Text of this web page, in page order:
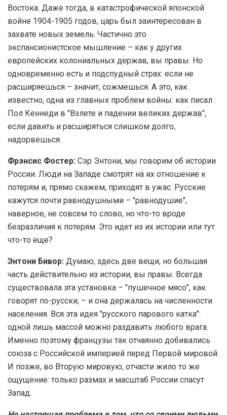
Востока. Даже тогда, в катастрофической японской
войне 1904-1905 годов, царь был заинтересован в
захвате новых земель. Частично это
экспансионистское мышление – как у других
европейских колониальных держав, вы правы. Но
одновременно есть и подспудный страх: если не
расширяешься – значит, сожмешься. А это, как
известно, одна из главных проблем войны: как писал
Пол Кеннеди в "Взлете и падении великих держав",
если давить и расширяться слишком долго,
надорвешься.
Фрэнсис Фостер: Сэр Энтони, мы говорим об истории
России. Люди на Западе смотрят на их отношение к
потерям и, прямо скажем, приходят в ужас. Русские
кажутся почти равнодушными – "равнодушие",
наверное, не совсем то слово, но что-то вроде
безразличия к потерям. Это идет из их истории или тут
что-то еще?
Энтони Бивор: Думаю, здесь две вещи, но большая
часть действительно из истории, вы правы. Всегда
существовала эта установка – "пушечное мясо", как
говорят по-русски, – и она держалась на численности
населения. Вся эта идея "русского парового катка":
одной лишь массой можно раздавить любого врага.
Именно поэтому французы так отчаянно добивались
союза с Российской империей перед Первой мировой.
И позже, во Вторую мировую, отчасти жило то же
ощущение: только размах и масштаб России спасут
Запад.